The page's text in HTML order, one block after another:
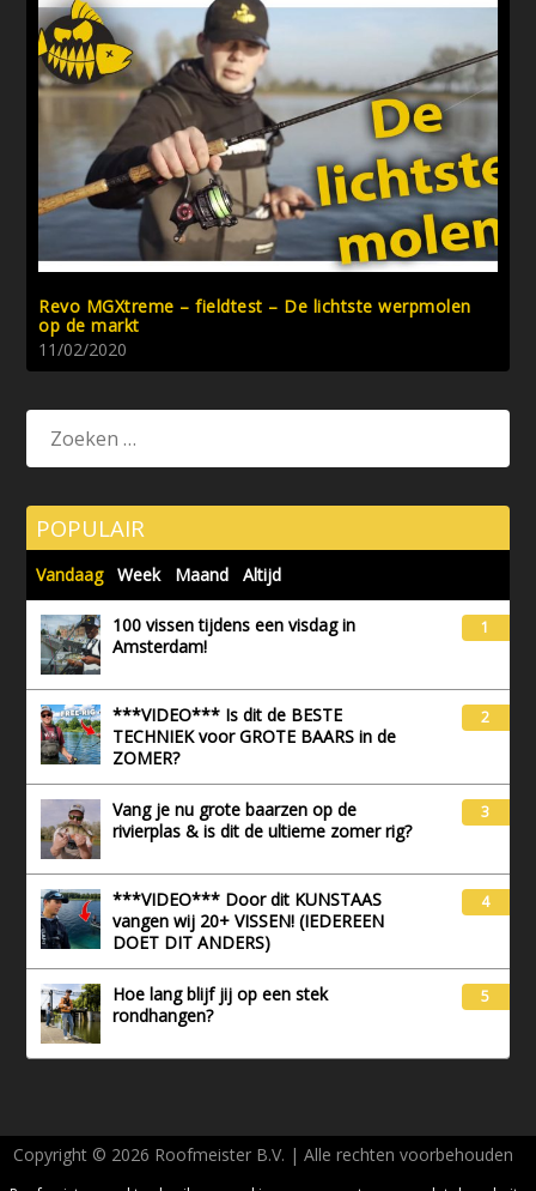
Revo MGXtreme – fieldtest – De lichtste werpmolen
op de markt
11/02/2020
POPULAIR
Vandaag Week Maand Altijd
100 vissen tijdens een visdag in
Amsterdam!
1
***VIDEO*** Is dit de BESTE
TECHNIEK voor GROTE BAARS in de
ZOMER?
2
Vang je nu grote baarzen op de
rivierplas & is dit de ultieme zomer rig?
3
***VIDEO*** Door dit KUNSTAAS
vangen wij 20+ VISSEN! (IEDEREEN
DOET DIT ANDERS)
4
Hoe lang blijf jij op een stek
rondhangen?
5
Copyright © 2026 Roofmeister B.V. | Alle rechten voorbehouden
AVG - Privacy